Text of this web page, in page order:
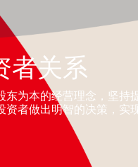
者关系
东为本的经营理念，坚持
资者做出明智的决策，实